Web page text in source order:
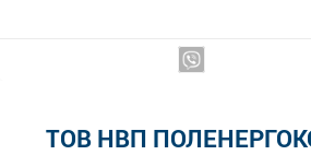
ТОВ НВП